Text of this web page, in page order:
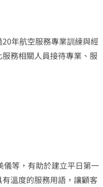
年航空服務專業訓練與經
務相關人員接待專業、服
等，有助於建立平日第一
溫度的服務用語，讓顧客